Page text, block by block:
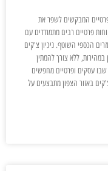
פרטיים המבקשים לשפר את
פרטיים רבים מתמודדים עם
הכספי השוטף. ניכיון צ'קים
ללא צורך להמתין
שבו עסקים ופרטיים מחפשים
באזור הצפון מתבצעים על